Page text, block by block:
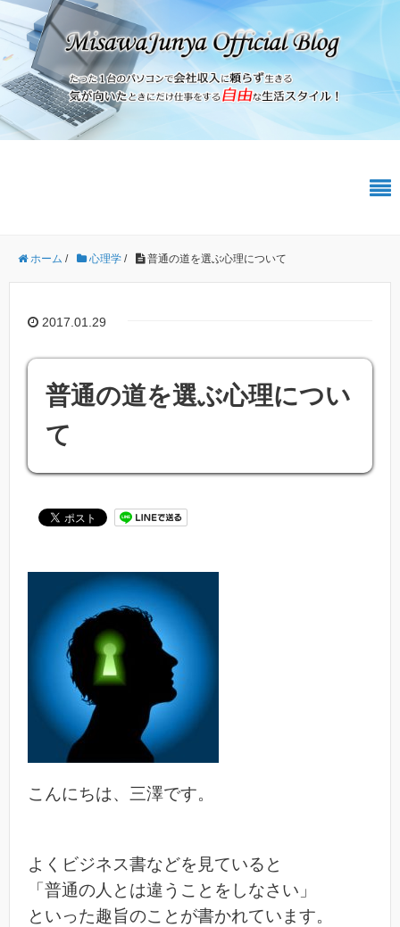
ホーム / 心理学 / 普通の道を選ぶ心理について
2017.01.29
普通の道を選ぶ心理につい
て
こんにちは、三澤です。
よくビジネス書などを見ていると
「普通の人とは違うことをしなさい」
といった趣旨のことが書かれています。